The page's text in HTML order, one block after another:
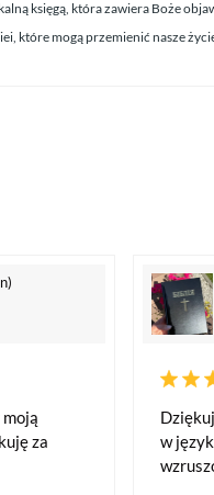
księgą, która zawiera Boże
które mogą przemienić nasze
za
w